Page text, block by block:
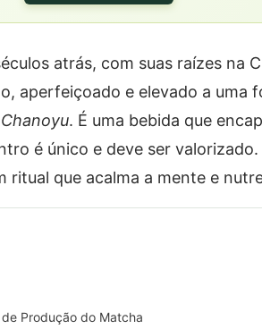
atrás, com suas raízes na
aperfeiçoado e elevado a uma
Chanoyu. É uma bebida que
é único e deve ser
ritual que acalma a mente e
Produção do Matcha